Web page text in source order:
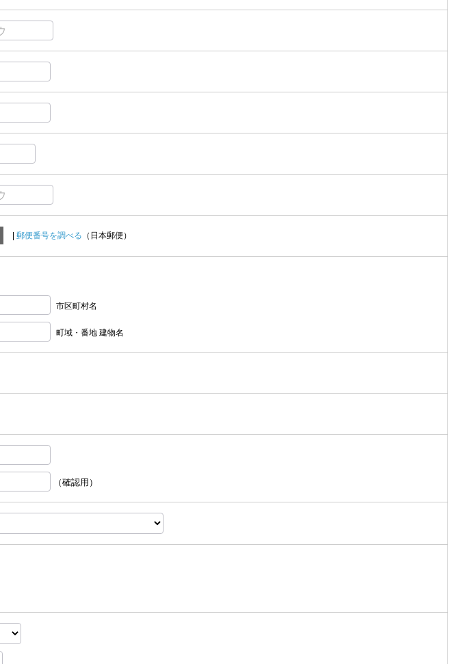
郵便番号を調べる （日本郵便）
市区町村名
町域・番地 建物名
（確認用）